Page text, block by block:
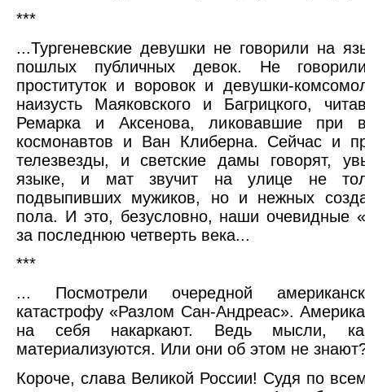
***
...Тургеневские девушки не говорили на
пошлых публичных девок. Не
проституток и воровок и девушки-
наизусть Маяковского и Багрицкого,
Ремарка и Аксенова, ликовавшие при
космонавтов и Ван Клиберна. Сейчас и
телезвезды, и светские дамы говорят,
языке, и мат звучит на улице не
подвыпивших мужиков, но и нежных
пола. И это, безусловно, наши очевидные
за последнюю четверть века...
***
... Посмотрели очередной
катастрофу «Разлом Сан-Андреас».
на себя накаркают. Ведь мысли,
материализуются. Или они об этом не
Короче, слава Великой России! Судя по